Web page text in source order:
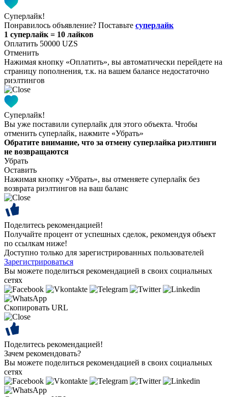
Суперлайк!
Понравилось объявление? Поставьте суперлайк
1 суперлайк = 10 лайков
Оплатить 50000 UZS
Отменить
Нажимая кнопку «Оплатить», вы автоматически перейдете на
страницу пополнения, т.к. на вашем балансе недостаточно
риэлтингов
Суперлайк!
Вы уже поставили суперлайк для этого объекта. Чтобы
отменить суперлайк, нажмите «Убрать»
Обратите внимание, что за отмену суперлайка риэлтинги
не возвращаются
Убрать
Оставить
Нажимая кнопку «Убрать», вы отменяете суперлайк без
возврата риэлтингов на ваш баланс
Поделитесь рекомендацией!
Получайте процент от успешных сделок, рекомендуя объект
по ссылкам ниже!
Доступно только для зарегистрированных пользователей
Зарегистрироваться
Вы можете поделиться рекомендацией в своих социальных
сетях
Скопировать URL
Поделитесь рекомендацией!
Зачем рекомендовать?
Вы можете поделиться рекомендацией в своих социальных
сетях